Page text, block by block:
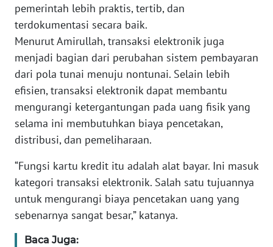
pemerintah lebih praktis, tertib, dan
terdokumentasi secara baik.
Menurut Amirullah, transaksi elektronik juga
menjadi bagian dari perubahan sistem pembayaran
dari pola tunai menuju nontunai. Selain lebih
efisien, transaksi elektronik dapat membantu
mengurangi ketergantungan pada uang fisik yang
selama ini membutuhkan biaya pencetakan,
distribusi, dan pemeliharaan.
“Fungsi kartu kredit itu adalah alat bayar. Ini masuk
kategori transaksi elektronik. Salah satu tujuannya
untuk mengurangi biaya pencetakan uang yang
sebenarnya sangat besar,” katanya.
Baca Juga:
WN
PAPUA
WN
PAPUA
BARAT
RIAU
WN
SERAMBI
JAMBI